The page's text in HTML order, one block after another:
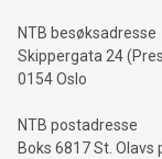
NTB besøksadresse
Skippergata 24
0154 Oslo
NTB postadresse
Boks 6817 St. Olavs